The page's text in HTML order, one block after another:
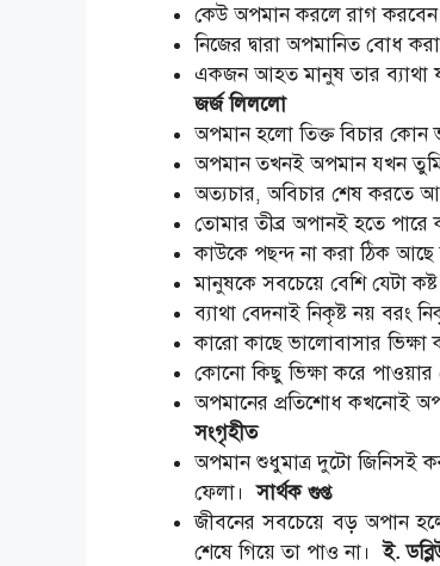
কেউ অপমান করলে রাগ করবেন
নিজের দ্বারা অপমানিত বোধ
একজন আহত মানুষ তার ব্যাথা
জর্জ লিললো
অপমান হলো তিক্ত বিচার
অপমান তখনই অপমান যখন
অত্যচার, অবিচার শেষ করতে
তোমার তীব্র অপানই হতে
কাউকে পছন্দ না করা ঠিক
মানুষকে সবচেয়ে বেশি যেটা
ব্যাথা বেদনাই নিকৃষ্ট নয় বরং
কারো কাছে ভালোবাসার
কোনো কিছু ভিক্ষা করে
অপমানের প্রতিশোধ কখনোই
সংগৃহীত
অপমান শুধুমাত্র দুটো জিনিসই
ফেলা।সার্থক গুপ্ত
জীবনের সবচেয়ে বড় অপান
শেষে গিয়ে তা পাও না।ই.